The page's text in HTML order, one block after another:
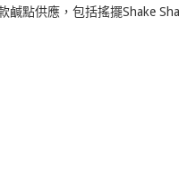
鹹點供應，包括搖擺Shake